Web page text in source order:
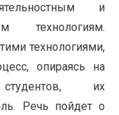
и
технологиям.
технологиями,
опираясь на
их
Речь пойдет о